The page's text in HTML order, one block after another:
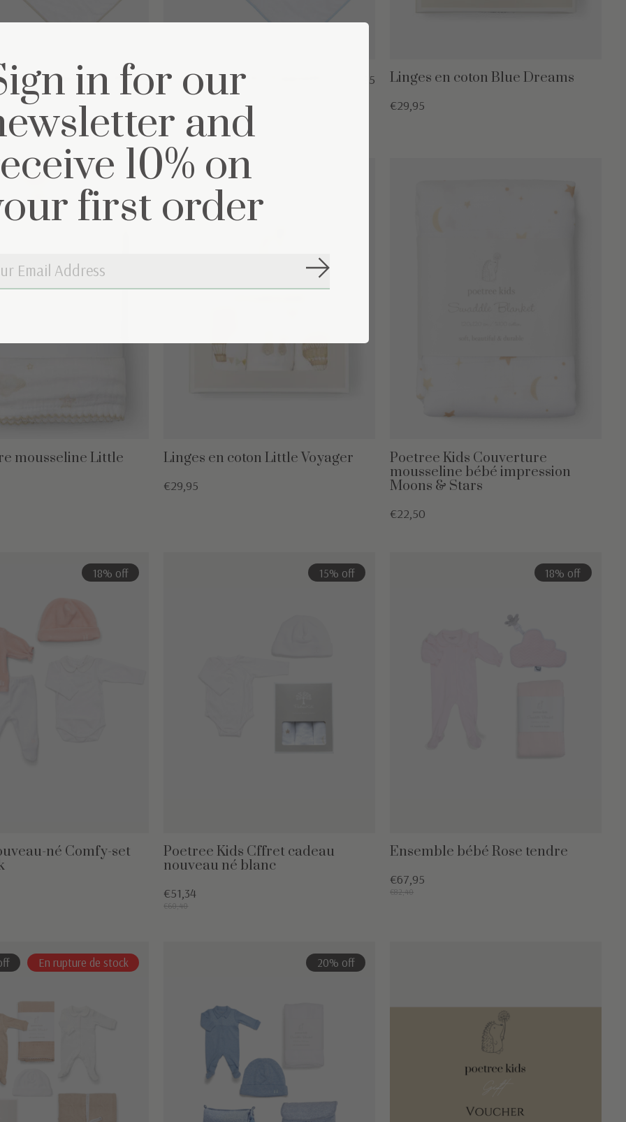
enveloppante Little
Couverture enveloppante €49,95 Linges en coton Blue Dreams
€29,95
mousseline Little
Linges en coton Little Voyager
€29,95
Poetree Kids Couverture
mousseline bébé impression
Moons & Stars
€22,50
18% off
né Comfy-set
15% off
Poetree Kids Cffret cadeau
nouveau né blanc
€51,34
€60,40
18% off
Ensemble bébé Rose tendre
€67,95
€82,40
En rupture de stock 20% off
in for our
and
10% on
first order
S'abonner